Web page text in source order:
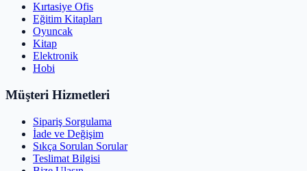
Kırtasiye Ofis
Eğitim Kitapları
Oyuncak
Kitap
Elektronik
Hobi
Müşteri Hizmetleri
Sipariş Sorgulama
İade ve Değişim
Sıkça Sorulan Sorular
Teslimat Bilgisi